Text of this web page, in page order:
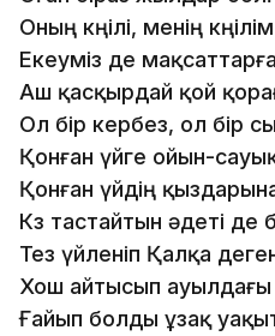
Оның көңілі, менің
Екеуміз де
Аш қасқырдай қой
Ол бір кербез, ол бір
Қонған үйге ойын-
Қонған үйдің
Көз тастайтын әдеті де
Тез үйленіп Қалқа
Хош айтысып ауылдағы
Ғайып болды ұзақ